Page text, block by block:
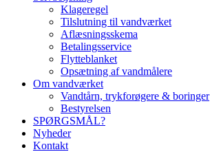
Klageregel
Tilslutning til vandværket
Aflæsningsskema
Betalingsservice
Flytteblanket
Opsætning af vandmålere
Om vandværket
Vandtårn, trykforøgere & boringer
Bestyrelsen
SPØRGSMÅL?
Nyheder
Kontakt